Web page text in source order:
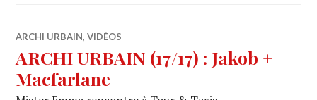
ARCHI URBAIN,VIDÉOS
ARCHI URBAIN (17/17) : Jakob +
Macfarlane